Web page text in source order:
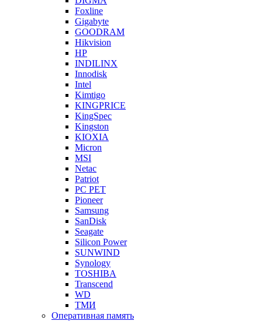
Foxline
Gigabyte
GOODRAM
Hikvision
HP
INDILINX
Innodisk
Intel
Kimtigo
KINGPRICE
KingSpec
Kingston
KIOXIA
Micron
MSI
Netac
Patriot
PC PET
Pioneer
Samsung
SanDisk
Seagate
Silicon Power
SUNWIND
Synology
TOSHIBA
Transcend
WD
ТМИ
Оперативная память